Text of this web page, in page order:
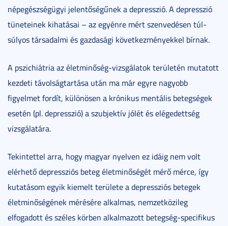
népegészségügyi jelentőségűnek a depresszió. A depresszió
tüneteinek kihatásai – az egyénre mért szenvedésen túl-
súlyos társadalmi és gazdasági következményekkel bírnak.
A pszichiátria az életminőség-vizsgálatok területén mutatott
kezdeti távolságtartása után ma már egyre nagyobb
figyelmet fordít, különösen a krónikus mentális betegségek
esetén (pl. depresszió) a szubjektív jólét és elégedettség
vizsgálatára.
Tekintettel arra, hogy magyar nyelven ez idáig nem volt
elérhető depressziós beteg életminőségét mérő mérce, így
kutatásom egyik kiemelt területe a depressziós betegek
életminőségének mérésére alkalmas, nemzetközileg
elfogadott és széles körben alkalmazott betegség-specifikus